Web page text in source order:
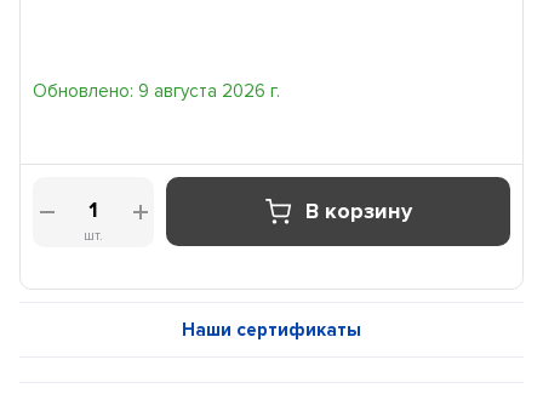
Обновлено: 9 августа 2026 г.
шт.
В корзину
Наши сертификаты